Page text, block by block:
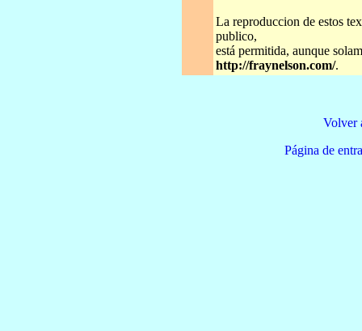
La reproduccion de estos
publico,
está permitida, aunque
http://fraynelson.com/.
Volver
Página de